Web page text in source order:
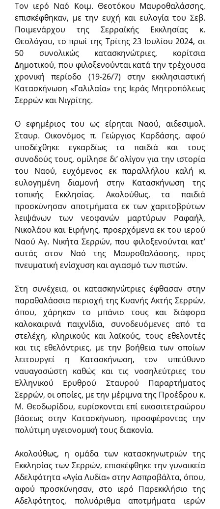
Τον ιερό Ναό Κοιμ. Θεοτόκου Μαυροθαλάσσης,
επισκέφθηκαν, με την ευχή και ευλογία του Σεβ.
Ποιμενάρχου της Σερραϊκής Εκκλησίας κ.
Θεολόγου, το πρωί της Τρίτης 23 Ιουλίου 2024, οι
50 συνολικώς κατασκηνώτριες, κορίτσια
Δημοτικού, που φιλοξενούνται κατά την τρέχουσα
χρονική περίοδο (19-26/7) στην εκκλησιαστική
Κατασκήνωση «Γαλιλαία» της Ιεράς Μητροπόλεως
Σερρών και Νιγρίτης.
Ο εφημέριος του ως είρηται Ναού, αιδεσιμολ.
Σταυρ. Οικονόμος π. Γεώργιος Καρδάσης, αφού
υποδέχθηκε εγκαρδίως τα παιδιά και τους
συνοδούς τους, ομίλησε δι’ ολίγον για την ιστορία
του Ναού, ευχόμενος εκ παραλλήλου καλή κι
ευλογημένη διαμονή στην Κατασκήνωση της
τοπικής Εκκλησίας. Ακολούθως, τα παιδιά
προσκύνησαν αποτμήματα εκ των χαριτοβρύτων
λειψάνων των νεοφανών μαρτύρων Ραφαήλ,
Νικολάου και Ειρήνης, προερχόμενα εκ του ιερού
Ναού Αγ. Νικήτα Σερρών, που φιλοξενούνται κατ’
αυτάς στον Ναό της Μαυροθαλάσσης, προς
πνευματική ενίσχυση και αγιασμό των πιστών.
Στη συνέχεια, οι κατασκηνώτριες έφθασαν στην
παραθαλάσσια περιοχή της Κυανής Ακτής Σερρών,
όπου, χάρηκαν το μπάνιο τους και διάφορα
καλοκαιρινά παιχνίδια, συνοδευόμενες από τα
στελέχη, κληρικούς και λαϊκούς, τους εθελοντές
και τις εθελόντριες, με την βοήθεια των οποίων
λειτουργεί η Κατασκήνωση, τον υπεύθυνο
ναυαγοσώστη καθώς και τις νοσηλεύτριες του
Ελληνικού Ερυθρού Σταυρού Παραρτήματος
Σερρών, οι οποίες, με την μέριμνα της Προέδρου κ.
Μ. Θεοδωρίδου, ευρίσκονται επί εικοσιτετραώρου
βάσεως στην Κατασκήνωση, προσφέροντας την
πολύτιμη υγειονομική τους διακονία.
Ακολούθως, η ομάδα των κατασκηνωτριών της
Εκκλησίας των Σερρών, επισκέφθηκε την γυναικεία
Αδελφότητα «Αγία Λυδία» στην Ασπροβάλτα, όπου,
αφού προσκύνησαν, στο ιερό Παρεκκλήσιο της
Αδελφότητος, πολυάριθμα αποτμήματα ιερών